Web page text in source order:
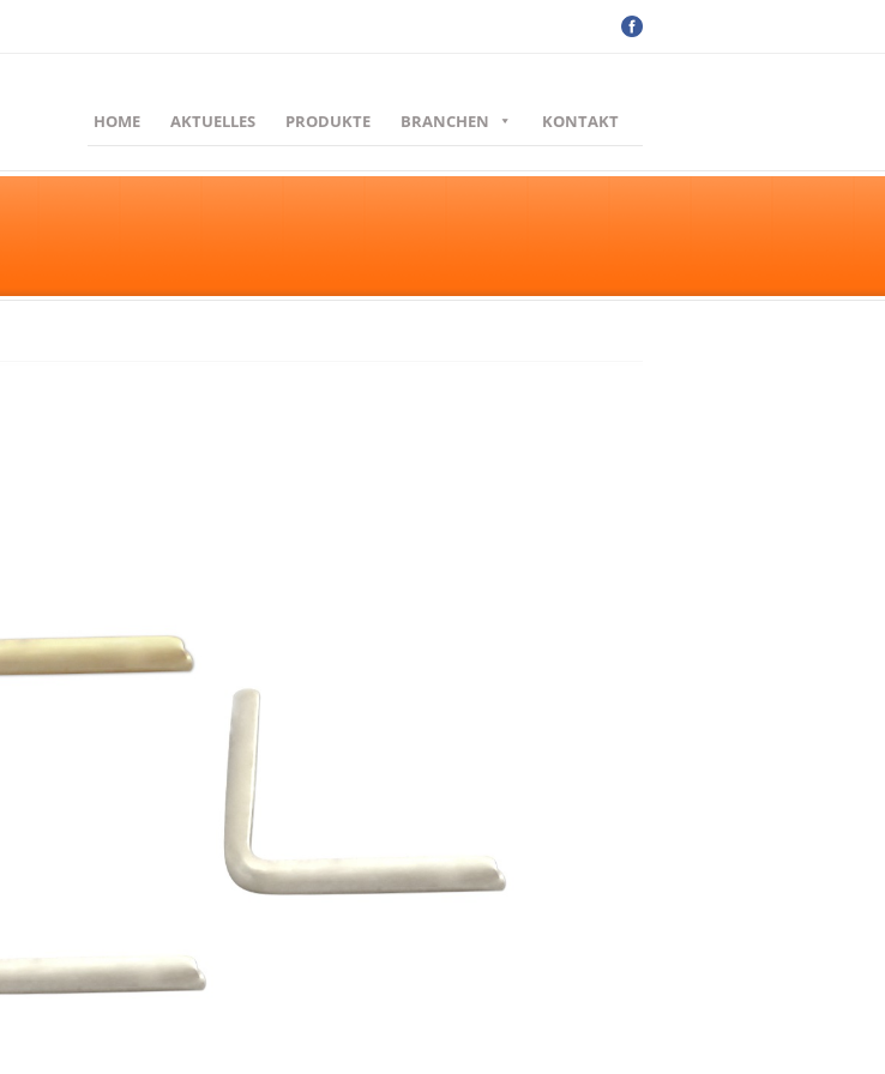
HOME AKTUELLES PRODUKTE BRANCHEN KONTAKT